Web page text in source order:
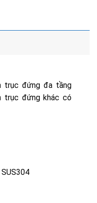
trục đứng đa tầng
trục đứng khác có